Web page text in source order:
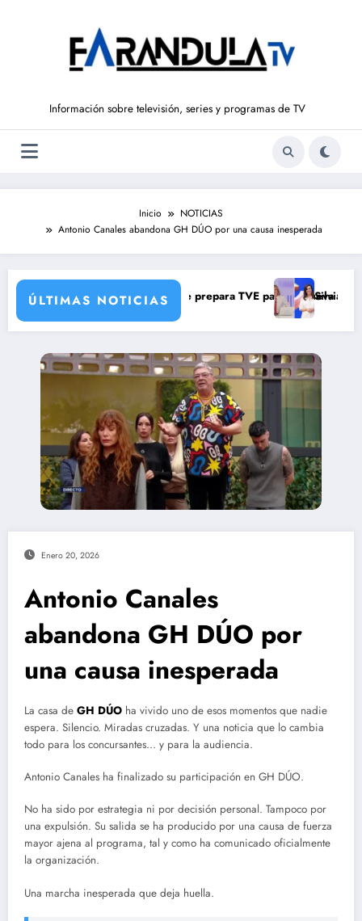
Información sobre televisión, series y programas de TV
Inicio
NOTICIAS
Antonio Canales abandona GH DÚO por una causa inesperada
ÚLTIMAS NOTICIAS
verdad brutal
de corresponsales que prepara TVE para su nueva temporada
Silvia Intxaurrondo
Enero 20, 2026
Antonio Canales
abandona GH DÚO por
una causa inesperada
La casa de GH DÚO ha vivido uno de esos momentos que nadie
espera. Silencio. Miradas cruzadas. Y una noticia que lo cambia
todo para los concursantes… y para la audiencia.
Antonio Canales ha finalizado su participación en GH DÚO.
No ha sido por estrategia ni por decisión personal. Tampoco por
una expulsión. Su salida se ha producido por una causa de fuerza
mayor ajena al programa, tal y como ha comunicado oficialmente
la organización.
Una marcha inesperada que deja huella.